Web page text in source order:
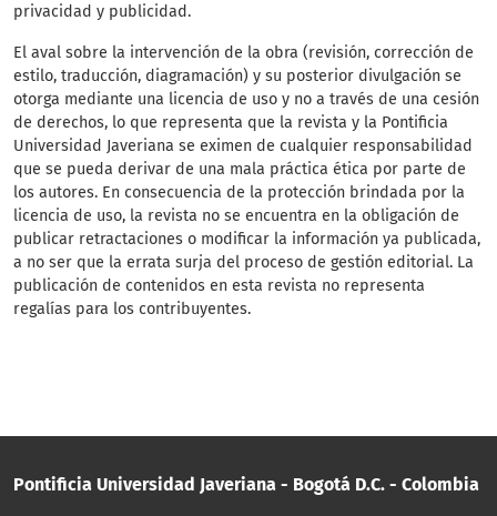
privacidad y publicidad.
El aval sobre la intervención de la obra (revisión, corrección de
estilo, traducción, diagramación) y su posterior divulgación se
otorga mediante una licencia de uso y no a través de una cesión
de derechos, lo que representa que la revista y la Pontificia
Universidad Javeriana se eximen de cualquier responsabilidad
que se pueda derivar de una mala práctica ética por parte de
los autores. En consecuencia de la protección brindada por la
licencia de uso, la revista no se encuentra en la obligación de
publicar retractaciones o modificar la información ya publicada,
a no ser que la errata surja del proceso de gestión editorial. La
publicación de contenidos en esta revista no representa
regalías para los contribuyentes.
Pontificia Universidad Javeriana - Bogotá D.C. - Colombia